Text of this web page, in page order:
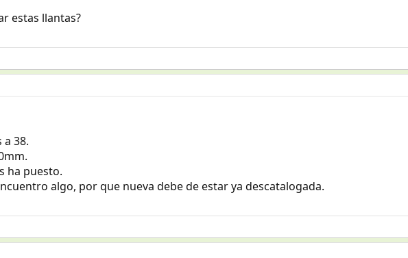
estas llantas?
38.
ha puesto.
algo, por que nueva debe de estar ya descatalogada.